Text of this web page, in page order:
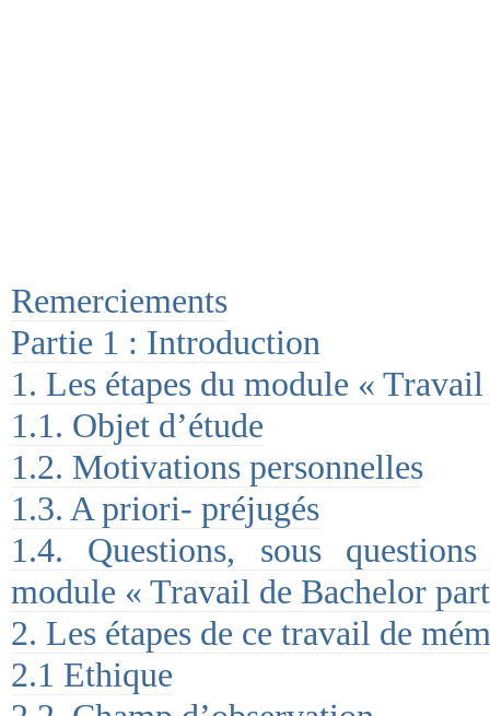
Remerciements
Partie 1 : Introduction
1. Les étapes du module «
1.1. Objet d’étude
1.2. Motivations personnelles
1.3. A priori- préjugés
1.4. Questions, sous
module « Travail de Bachelor
2. Les étapes de ce travail de
2.1 Ethique